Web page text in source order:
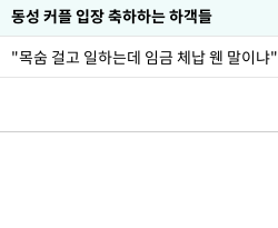
동성 커플 입장 축하하는 하객들
"목숨 걸고 일하는데 임금 체납 웬 말이냐"